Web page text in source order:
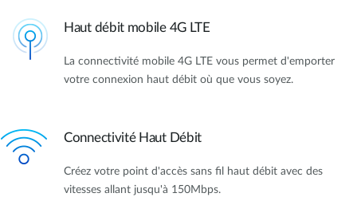
Haut débit mobile 4G LTE
La connectivité mobile 4G LTE vous permet d'emporter
votre connexion haut débit où que vous soyez.
Connectivité Haut Débit
Créez votre point d'accès sans fil haut débit avec des
vitesses allant jusqu'à 150Mbps.